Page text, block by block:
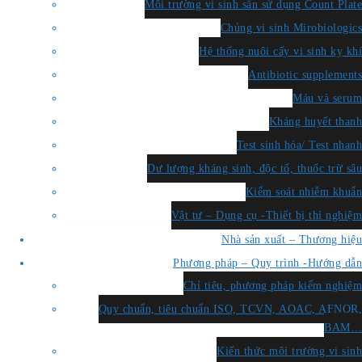
Môi trường vi sinh sẵn sử dụng Count Plate
Chủng vi sinh Mirobiologics
Hệ thống nuôi cấy vi sinh kỵ khí
Antibiotic supplements
Máu và serum
Kháng huyết thanh
Test sinh hóa/ Test nhanh
Dư lượng kháng sinh, độc tố, thuốc trừ sâu
Kiểm soát nhiễm khuẩn
Vật tư – Dụng cụ -Thiết bị thí nghiệm
Nhà sản xuất – Thương hiệu
Phương pháp – Quy trình -Hướng dẫn
Chỉ tiêu, phương pháp kiểm nghiệm
Quy chuẩn, tiêu chuẩn ISO, TCVN, AOAC, AFNOR,
BAM…
Kiến thức môi trường vi sinh